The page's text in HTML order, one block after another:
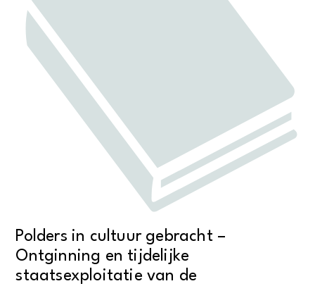
Polders in cultuur gebracht –
Ontginning en tijdelijke
staatsexploitatie van de